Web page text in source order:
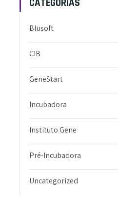
Blusoft
CIB
GeneStart
Incubadora
Instituto Gene
Pré-Incubadora
Uncategorized